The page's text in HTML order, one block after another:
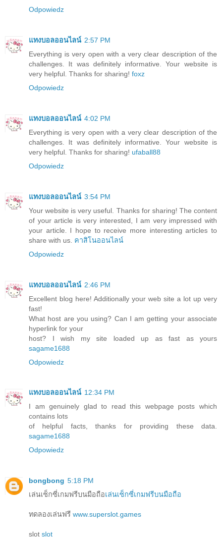
Odpowiedz
แทงบอลออนไลน์ 2:57 PM
Everything is very open with a very clear description of the
challenges. It was definitely informative. Your website is
very helpful. Thanks for sharing! foxz
Odpowiedz
แทงบอลออนไลน์ 4:02 PM
Everything is very open with a very clear description of the
challenges. It was definitely informative. Your website is
very helpful. Thanks for sharing! ufaball88
Odpowiedz
แทงบอลออนไลน์ 3:54 PM
Your website is very useful. Thanks for sharing! The content
of your article is very interested, I am very impressed with
your article. I hope to receive more interesting articles to
share with us. คาสิโนออนไลน์
Odpowiedz
แทงบอลออนไลน์ 2:46 PM
Excellent blog here! Additionally your web site a lot up very
fast!
What host are you using? Can I am getting your associate
hyperlink for your
host? I wish my site loaded up as fast as yours
sagame1688
Odpowiedz
แทงบอลออนไลน์ 12:34 PM
I am genuinely glad to read this webpage posts which
contains lots
of helpful facts, thanks for providing these data.
sagame1688
Odpowiedz
bongbong 5:18 PM
เล่นเซ็กซี่เกมฟรีบนมือถือเล่นเซ็กซี่เกมฟรีบนมือถือ
ทดลองเล่นฟรี www.superslot.games
slot slot